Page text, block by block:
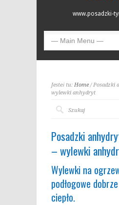
www.posadzki-
Jesteś tu: Home/ Posadzki
wylewki anhydryt
Posadzki
– wylewki
Wylewki na
podłogowe
ciepło.